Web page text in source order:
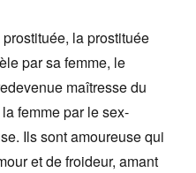
la prostituée
par sa femme, le
maîtresse du
femme par le sex-
Ils sont amoureuse qui
et de froideur, amant